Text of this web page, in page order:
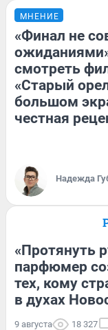
МНЕНИЕ
«Финал не
смотреть
«Старый
большом
честная
Надежда
«Протянуть
парфюмер
тех, кому
в духах
9 августа 18 327